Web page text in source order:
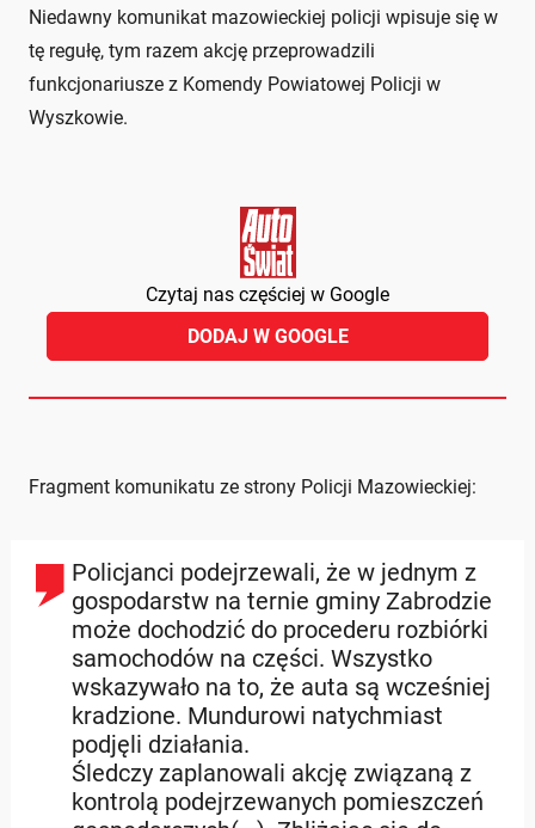
Niedawny komunikat mazowieckiej policji wpisuje się w
tę regułę, tym razem akcję przeprowadzili
funkcjonariusze z Komendy Powiatowej Policji w
Wyszkowie.
Czytaj nas częściej w Google
DODAJ W GOOGLE
Fragment komunikatu ze strony Policji Mazowieckiej:
Policjanci podejrzewali, że w jednym z
gospodarstw na ternie gminy Zabrodzie
może dochodzić do procederu rozbiórki
samochodów na części. Wszystko
wskazywało na to, że auta są wcześniej
kradzione. Mundurowi natychmiast
podjęli działania.
Śledczy zaplanowali akcję związaną z
kontrolą podejrzewanych pomieszczeń